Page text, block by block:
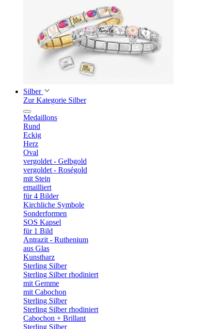
Silber
Zur Kategorie Silber
Medaillons
Rund
Eckig
Herz
Oval
vergoldet - Gelbgold
vergoldet - Roségold
mit Stein
emailliert
für 4 Bilder
Kirchliche Symbole
Sonderformen
SOS Kapsel
für 1 Bild
Antrazit - Ruthenium
aus Glas
Kunstharz
Sterling Silber
Sterling Silber rhodiniert
mit Gemme
mit Cabochon
Sterling Silber
Sterling Silber rhodiniert
Cabochon + Brillant
Sterling Silber